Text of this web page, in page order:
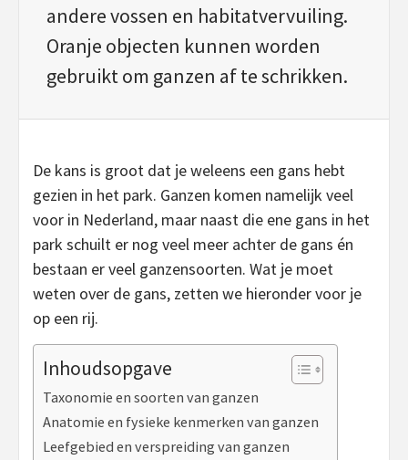
andere vossen en habitatvervuiling.
Oranje objecten kunnen worden
gebruikt om ganzen af te schrikken.
De kans is groot dat je weleens een gans hebt
gezien in het park. Ganzen komen namelijk veel
voor in Nederland, maar naast die ene gans in het
park schuilt er nog veel meer achter de gans én
bestaan er veel ganzensoorten. Wat je moet
weten over de gans, zetten we hieronder voor je
op een rij.
Inhoudsopgave
Taxonomie en soorten van ganzen
Anatomie en fysieke kenmerken van ganzen
Leefgebied en verspreiding van ganzen